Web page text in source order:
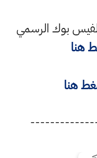
بوك الرسمي
هنا
هنا